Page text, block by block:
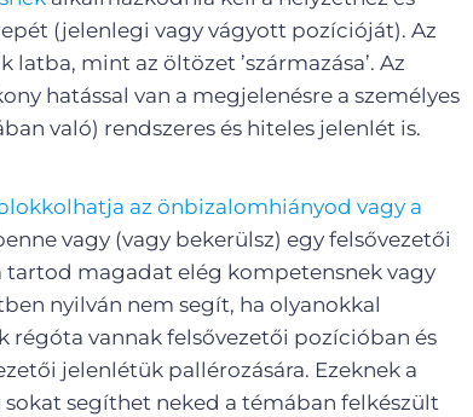
(jelenlegi vagy vágyott pozícióját). Az
mint az öltözet ’származása’. Az
hatással van a megjelenésre a személyes
való) rendszeres és hiteles jelenlét is.
az önbizalomhiányod vagy a
vagy (vagy bekerülsz) egy felsővezetői
magadat elég kompetensnek vagy
nyilván nem segít, ha olyanokkal
régóta vannak felsővezetői pozícióban és
jelenlétük pallérozására. Ezeknek a
segíthet neked a témában felkészült